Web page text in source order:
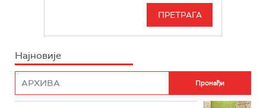
РАДИО БЕОГРАД 3
РАДИО РОКЕНРОЛЕР
ИНФО
Најновије